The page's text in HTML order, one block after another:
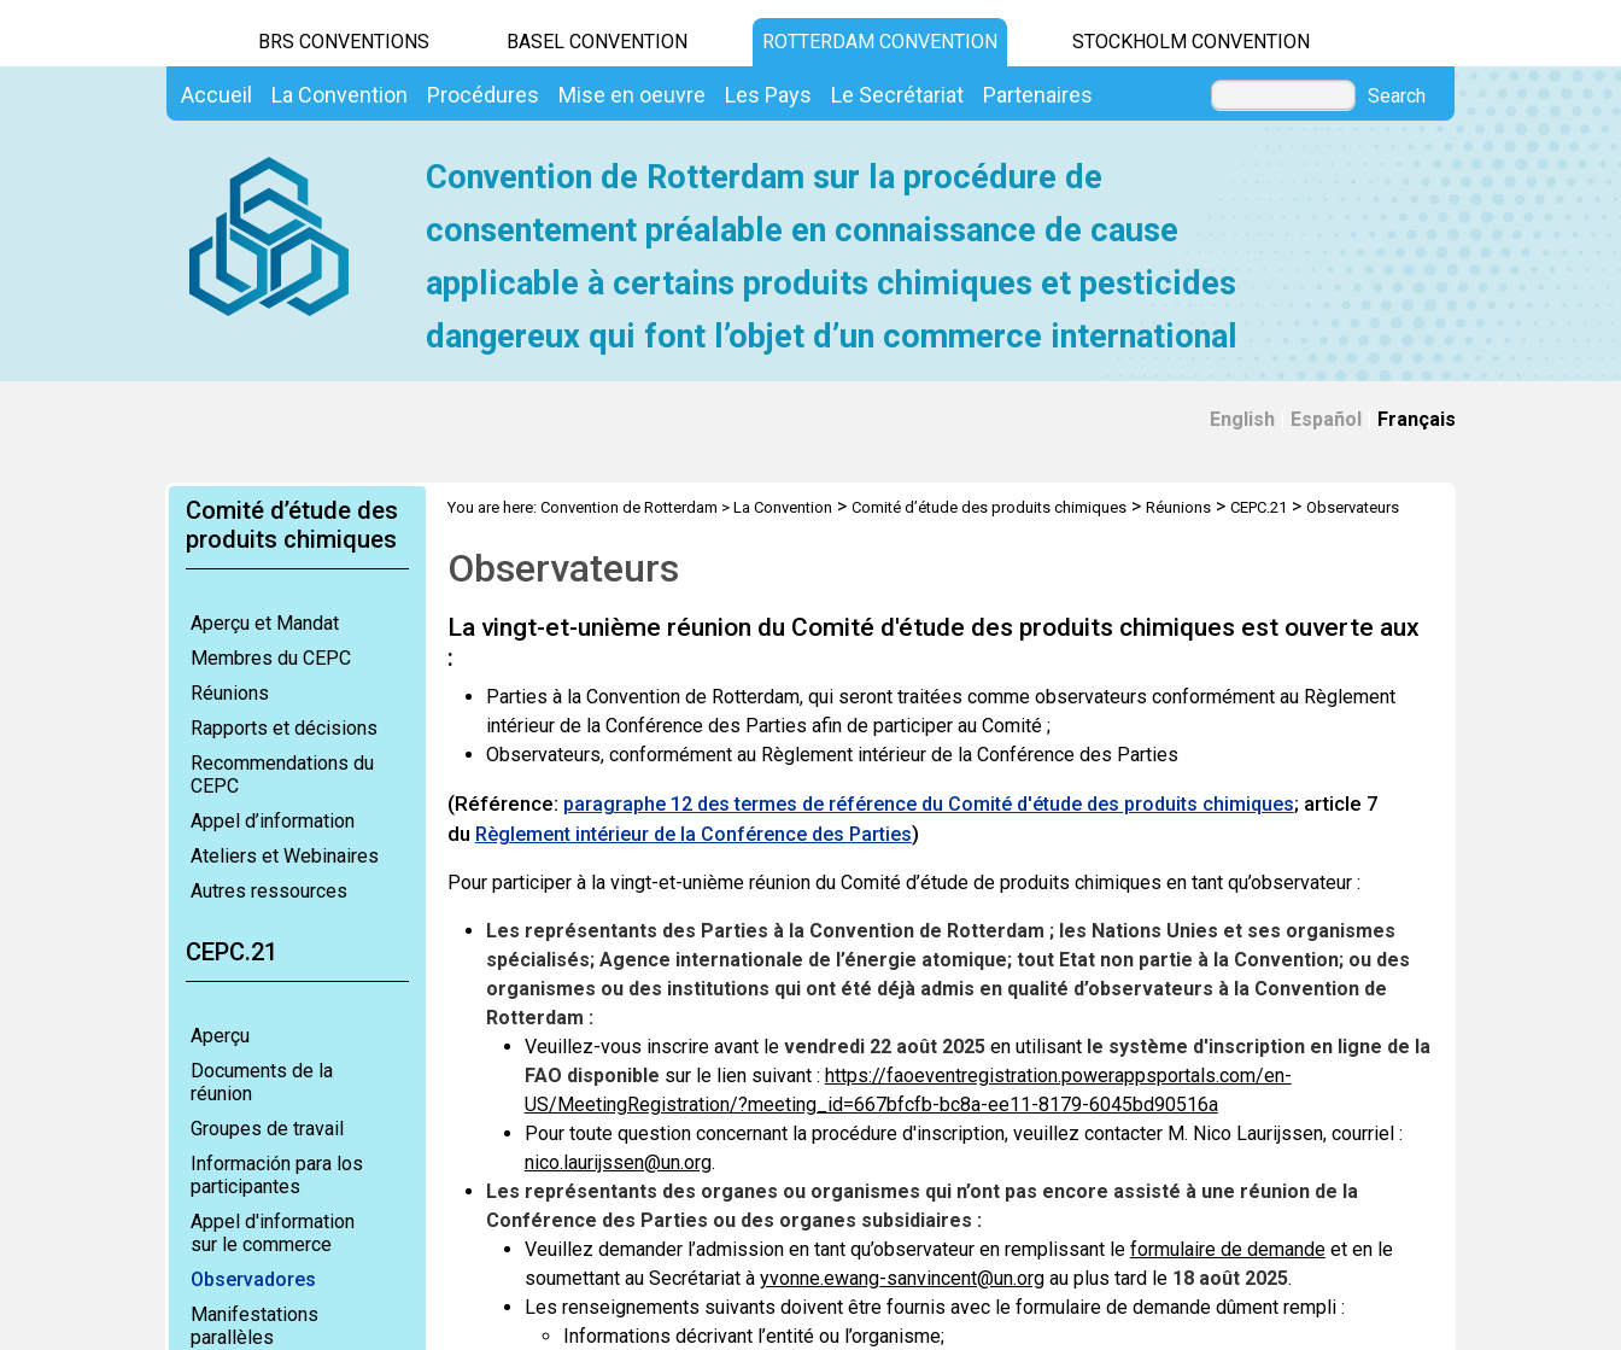
BRS CONVENTIONS BASEL CONVENTION ROTTERDAM CONVENTION STOCKHOLM CONVENTION
Accueil La Convention Procédures Mise en oeuvre Les Pays Le Secrétariat Partenaires Search
Convention de Rotterdam sur la procédure de
consentement préalable en connaissance de cause
applicable à certains produits chimiques et pesticides
dangereux qui font l’objet d’un commerce international
English Español Français
Comité d’étude des
produits chimiques
Aperçu et Mandat
Membres du CEPC
Réunions
Rapports et décisions
Recommendations du
CEPC
Appel d’information
Ateliers et Webinaires
Autres ressources
CEPC.21
Aperçu
Documents de la
réunion
Groupes de travail
Información para los
participantes
Appel d'information
sur le commerce
Observadores
Manifestations
parallèles
You are here: Convention de Rotterdam > La Convention > Comité d’étude des produits chimiques> Réunions> CEPC.21 > Observateurs
Observateurs
La vingt-et-unième réunion du Comité d'étude des produits chimiques est ouverte aux
:
Parties à la Convention de Rotterdam, qui seront traitées comme observateurs conformément au Règlement
intérieur de la Conférence des Parties afin de participer au Comité ;
Observateurs, conformément au Règlement intérieur de la Conférence des Parties
(Référence: paragraphe 12 des termes de référence du Comité d'étude des produits chimiques; article 7
du Règlement intérieur de la Conférence des Parties)
Pour participer à la vingt-et-unième réunion du Comité d’étude de produits chimiques en tant qu’observateur :
Les représentants des Parties à la Convention de Rotterdam ; les Nations Unies et ses organismes
spécialisés; Agence internationale de l’énergie atomique; tout Etat non partie à la Convention; ou des
organismes ou des institutions qui ont été déjà admis en qualité d’observateurs à la Convention de
Rotterdam :
Veuillez-vous inscrire avant le vendredi 22 août 2025en utilisant le système d'inscription en ligne de la
FAO disponible sur le lien suivant : https://faoeventregistration.powerappsportals.com/en-
US/MeetingRegistration/?meeting_id=667bfcfb-bc8a-ee11-8179-6045bd90516a
Pour toute question concernant la procédure d'inscription, veuillez contacter M. Nico Laurijssen, courriel :
nico.laurijssen@un.org.
Les représentants des organes ou organismes qui n’ont pas encore assisté à une réunion de la
Conférence des Parties ou des organes subsidiaires :
Veuillez demander l’admission en tant qu’observateur en remplissant le formulaire de demandeet en le
soumettant au Secrétariat à yvonne.ewang-sanvincent@un.orgau plus tard le 18 août 2025.
Les renseignements suivants doivent être fournis avec le formulaire de demande dûment rempli :
Informations décrivant l’entité ou l’organisme;